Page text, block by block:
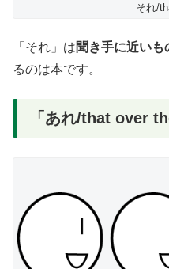
それ/
「それ」は聞き手に近いも
るのは本です。
「あれ/that over